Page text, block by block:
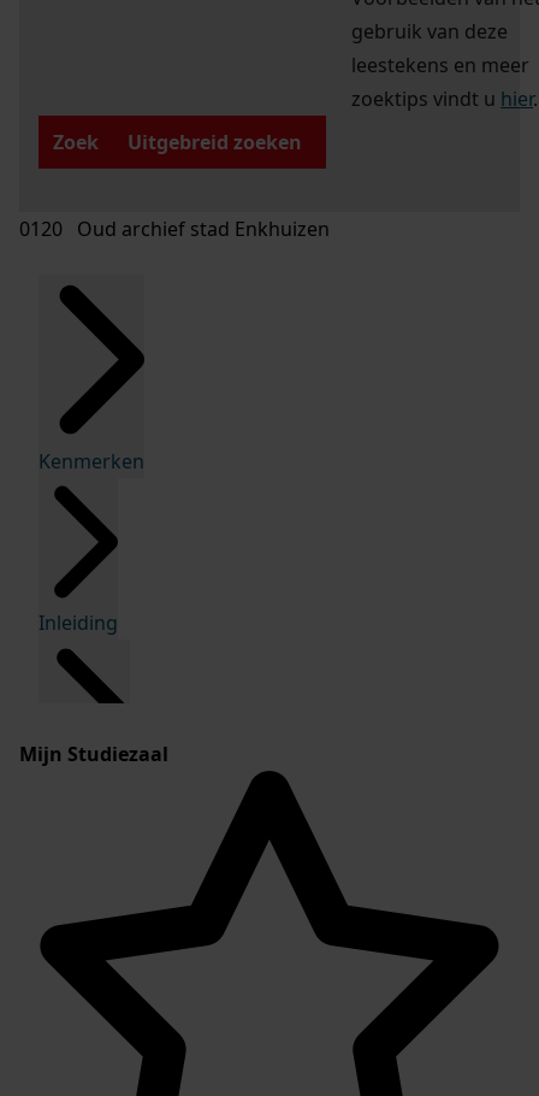
gebruik van deze
leestekens en meer
zoektips vindt u hier.
Zoek
Uitgebreid zoeken
0120 Oud archief stad Enkhuizen
Kenmerken
Inleiding
Mijn Studiezaal